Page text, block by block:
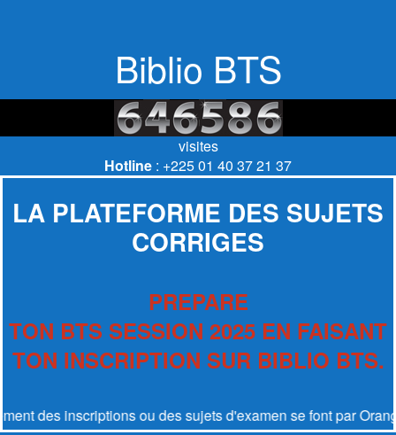
Biblio BTS
visites
Hotline : +225 01 40 37 21 37
LA PLATEFORME DES SUJETS
CORRIGES
PREPARE
TON BTS SESSION 2025 EN FAISANT
TON INSCRIPTION SUR BIBLIO BTS.
ou des sujets d'examen se font parOrange Money